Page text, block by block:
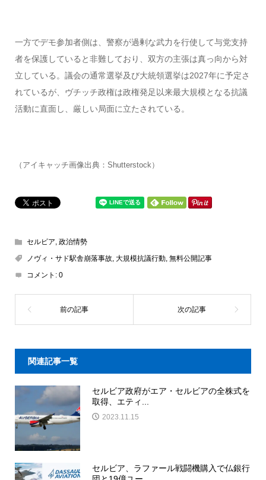
一方でデモ参加者側は、警察が過剰な武力を行使して与党支持
者を保護していると非難しており、双方の主張は真っ向から対
立している。議会の通常選挙及び大統領選挙は2027年に予定さ
れているが、ヴチッチ政権は政権発足以来最大規模となる抗議
活動に直面し、厳しい局面に立たされている。
（アイキャッチ画像出典：Shutterstock）
セルビア 政治情勢
ノヴィ・サド駅舎崩落事故, 大規模抗議行動, 無料公開記事
コメント: 0
関連記事一覧
セルビア政府がエア・セルビアの全株式を
取得、エティ...
2023.11.15
セルビア、ラファール戦闘機購入で仏銀行